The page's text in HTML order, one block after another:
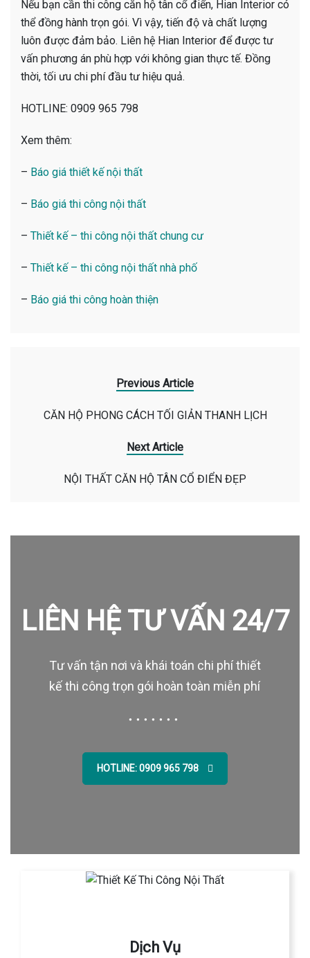
Nếu bạn cần thi công căn hộ tân cổ điển, Hian Interior có
thể đồng hành trọn gói. Vì vậy, tiến độ và chất lượng
luôn được đảm bảo. Liên hệ Hian Interior để được tư
vấn phương án phù hợp với không gian thực tế. Đồng
thời, tối ưu chi phí đầu tư hiệu quả.
HOTLINE: 0909 965 798
Xem thêm:
– Báo giá thiết kế nội thất
– Báo giá thi công nội thất
– Thiết kế – thi công nội thất chung cư
– Thiết kế – thi công nội thất nhà phố
– Báo giá thi công hoàn thiện
Previous Article
CĂN HỘ PHONG CÁCH TỐI GIẢN THANH LỊCH
Next Article
NỘI THẤT CĂN HỘ TÂN CỔ ĐIỂN ĐẸP
LIÊN HỆ TƯ VẤN 24/7
Tư vấn tận nơi và khái toán chi phí thiết
kế thi công trọn gói hoàn toàn miễn phí
HOTLINE: 0909 965 798
Dịch Vụ